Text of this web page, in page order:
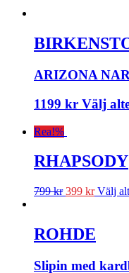
ARIZONA
1199 kr Välj
Rea!%
RHAPSODY
799kr 399 kr Välj
ROHDE
Slipin med